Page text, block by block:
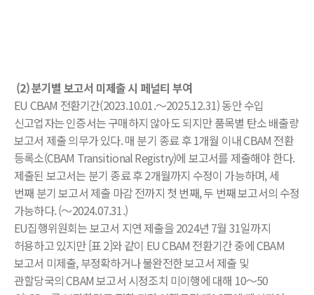
(2) 분기별 보고서 미제출 시 페널티 부여
EU CBAM 전환기간(2023.10.01.～2025.12.31) 동안 수입
신고업자는 인증서는 구매하지 않아도 되지만 품목별 탄소 배출량
보고서 제출 의무가 있다. 매 분기 종료 후 1개월 이내 CBAM 전환
등록소(CBAM Transitional Registry)에 보고서를 제출해야 한다.
제출된 보고서는 분기 종료 후 2개월까지 수정이 가능하며, 세
번째 분기 보고서 제출 마감 전까지 첫 번째, 두 번째 보고서의 수정
가능하다. (～2024.07.31.)
EU집행위원회는 보고서 지연 제출을 2024년 7월 31일까지
허용하고 있지만 [표 2]와 같이 EU CBAM 전환기간 중에 CBAM
보고서 미제출, 부정확하거나 불완전한 보고서 제출 및
관할당국의 CBAM 보고서 시정조치 미이행에 대해 10～50